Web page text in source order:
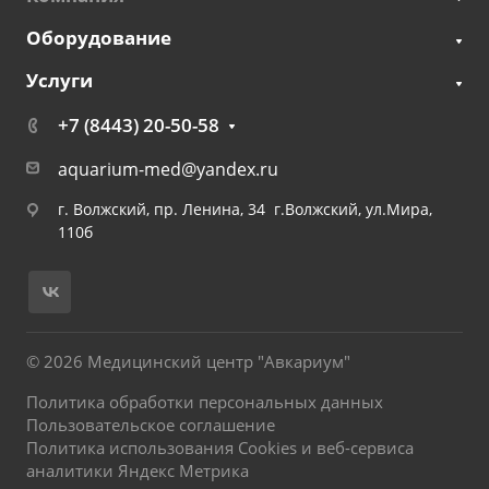
Оборудование
Услуги
+7 (8443) 20-50-58
aquarium-med@yandex.ru
г. Волжский, пр. Ленина, 34 г.Волжский, ул.Мира,
110б
© 2026 Медицинский центр "Авкариум"
Политика обработки персональных данных
Пользовательское соглашение
Политика использования Cookies и веб-сервиса
аналитики Яндекс Метрика